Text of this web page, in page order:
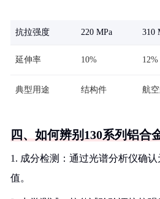
抗拉强度 220 MPa 310
延伸率 10% 12%
典型用途 结构件 航
四、如何辨别130系列铝合
1. 成分检测：通过光谱分析仪确
值。